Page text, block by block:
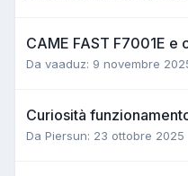
CAME FAST F7001E e
Da vaaduz: 9 novembre
Curiosità
Da Piersun: 23 ottobre 2025